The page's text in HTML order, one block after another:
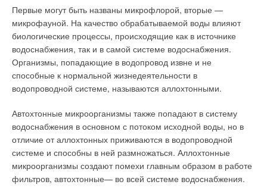
Первые могут быть названы микрофлорой, вторые —
микрофауной. На качество обрабатываемой воды влияют
биологические процессы, происходящие как в источнике
водоснабжения, так и в самой системе водоснабжения.
Организмы, попадающие в водопровод извне и не
способные к нормальной жизнедеятельности в
водопроводной системе, называются аллохтонными.
Автохтонные микроорганизмы также попадают в систему
водоснабжения в основном с потоком исходной воды, но в
отличие от аллохтонных приживаются в водопроводной
системе и способны в ней размножаться. Аллохтонные
микроорганизмы создают помехи главным образом в работе
фильтров, автохтонные— во всей системе водоснабжения.
металлическим уплотнением, что разрешает применение
при высоких показателях давления и температуры.
При потребности в диаметрах более 600 мм может быть
предоставлена система «Комплекс Европ Е» с диаметрами
до 1200 мм. Для основной системы «Комплекс Е» и
вертикальной системы «Meди E» специальное исполнение и
аккуратное изготовление приемной муфты допускают
монтаж без дополнительных ленточных хомутов для
соединения элементов.
Система «Комплекс Е» используется для вставок в
вертикальные шахты и горизонтальных соединений
дымохода с котлом. Благодаря большой номенклатуре
фасонных частей возможны многообразные,